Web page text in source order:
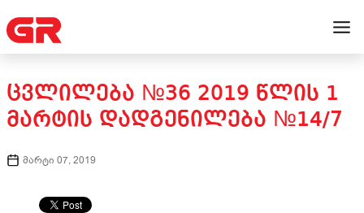
ᲪᲕᲚᲘᲚᲔᲑᲐ №36 2019 ᲬᲚᲘᲡ 1
ᲛᲐᲠᲢᲘᲡ ᲓᲐᲓᲒᲔᲜᲘᲚᲔᲑᲐ №14/7
მარტი 07, 2019